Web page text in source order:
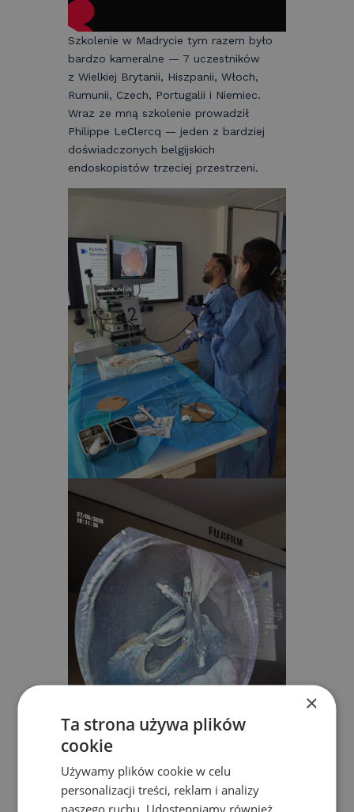
Szkolenie w Madrycie tym razem było
bardzo kameralne — 7 uczestników
z Wielkiej Brytanii, Hiszpanii, Włoch,
Rumunii, Czech, Portugalii i Niemiec.
Wraz ze mną szkolenie prowadził
Philippe LeClercq — jeden z bardziej
doświadczonych belgijskich
endoskopistów trzeciej przestrzeni.
×
Ta strona używa plików
cookie
Używamy plików cookie w celu
personalizacji treści, reklam i analizy
naszego ruchu. Udostępniamy również